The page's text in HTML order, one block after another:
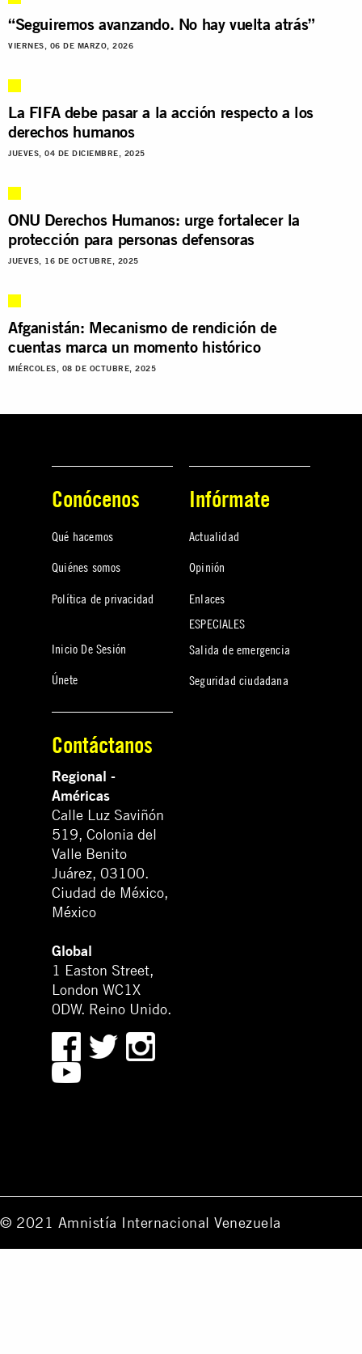
“Seguiremos avanzando. No hay vuelta atrás”
VIERNES, 06 DE MARZO, 2026
La FIFA debe pasar a la acción respecto a los
derechos humanos
JUEVES, 04 DE DICIEMBRE, 2025
ONU Derechos Humanos: urge fortalecer la
protección para personas defensoras
JUEVES, 16 DE OCTUBRE, 2025
Afganistán: Mecanismo de rendición de
cuentas marca un momento histórico
MIÉRCOLES, 08 DE OCTUBRE, 2025
Conócenos
Qué hacemos
Quiénes somos
Política de privacidad
Inicio De Sesión
Únete
Infórmate
Actualidad
Opinión
Enlaces
ESPECIALES
Salida de emergencia
Seguridad ciudadana
Contáctanos
Regional -
Américas
Calle Luz Saviñón
519, Colonia del
Valle Benito
Juárez, 03100.
Ciudad de México,
México
Global
1 Easton Street,
London WC1X
0DW. Reino Unido.
© 2021 Amnistía Internacional Venezuela